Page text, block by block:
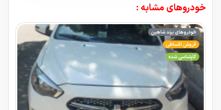
خودروهای مشابه :
خودروهای برند شاهین
فروش اقساطی
کارشناسی شده